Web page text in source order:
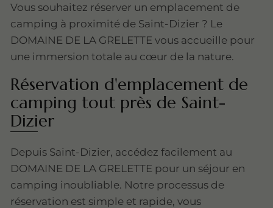
Vous souhaitez réserver un emplacement de
camping à proximité de Saint-Dizier ? Le
DOMAINE DE LA GRELETTE vous accueille pour
une immersion totale au cœur de la nature.
Réservation d'emplacement de
camping tout près de Saint-
Dizier
Depuis Saint-Dizier, accédez facilement au
DOMAINE DE LA GRELETTE pour un séjour en
camping inoubliable. Notre processus de
réservation est simple et rapide, vous